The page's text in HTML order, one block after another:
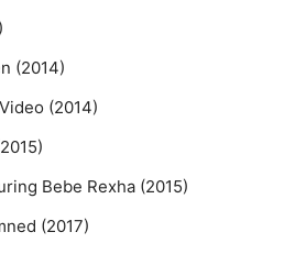
(2014)
(2014)
Bebe Rexha (2015)
(2017)